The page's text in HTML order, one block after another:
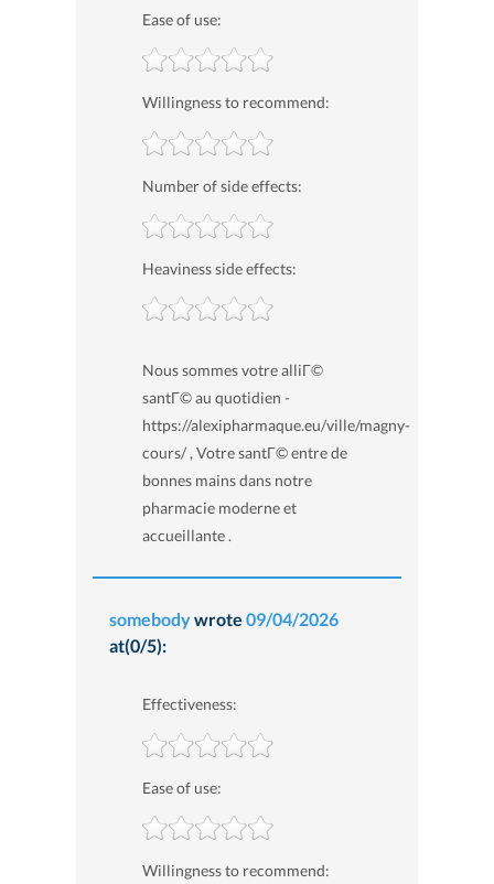
Ease of use:
Willingness to recommend:
Number of side effects:
Heaviness side effects:
Nous sommes votre alliГ©
santГ© au quotidien -
https://alexipharmaque.eu/ville/magny-
cours/ , Votre santГ© entre de
bonnes mains dans notre
pharmacie moderne et
accueillante .
somebodywrote 09/04/2026
at(0/5):
Effectiveness:
Ease of use:
Willingness to recommend: